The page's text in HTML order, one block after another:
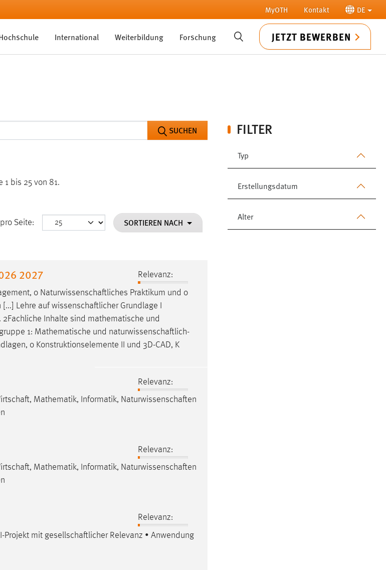
MyOTH Kontakt DE
International Weiterbildung Forschung SUCHE JETZT BEWERBEN
FILTER
Typ
Erstellungsdatum
Alter
SUCHEN
1 bis 25 von 81.
Seite: SORTIEREN NACH
2027
Relevanz:
o Naturwissenschaftliches Praktikum und o
[...] Lehre aufwissenschaftlicherGrundlage I
Inhalte sind mathematische und
1: Mathematische und naturwissenschaftlich-
o Konstruktionselemente II und 3D-CAD, K
Relevanz:
, Mathematik, Informatik, Naturwissenschaften
Relevanz:
, Mathematik, Informatik, Naturwissenschaften
Relevanz:
Projekt mit gesellschaftlicherRelevanz • Anwendung